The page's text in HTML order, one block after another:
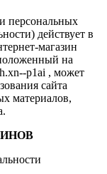
персональных
действует в
магазин
на
p1ai , может
сайта
материалов,